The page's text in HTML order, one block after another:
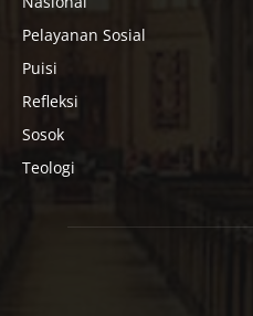
Pelayanan Sosial
Puisi
Refleksi
Sosok
Teologi